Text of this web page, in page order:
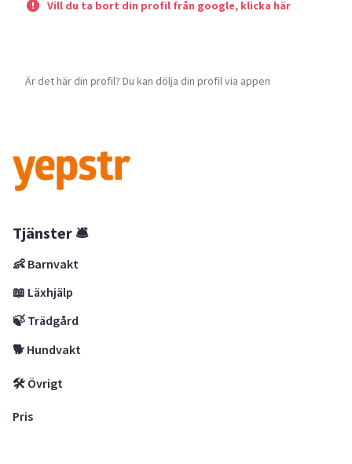
Vill du ta bort din profil från google, klicka här
Är det här din profil? Du kan dölja din profil via appen
Tjänster 🛎
👶 Barnvakt
📖 Läxhjälp
🍃 Trädgård
🐕 Hundvakt
🛠 Övrigt
Pris